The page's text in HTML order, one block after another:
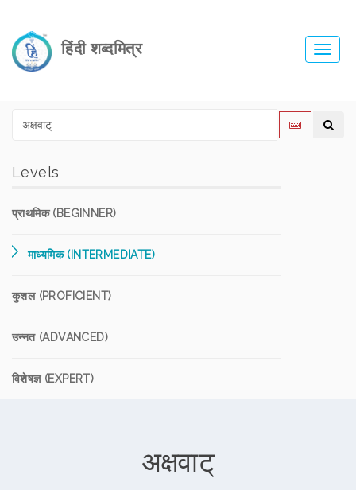
हिंदी शब्दमित्र
Levels
प्राथमिक (BEGINNER)
माध्यमिक (INTERMEDIATE)
कुशल (PROFICIENT)
उन्नत (ADVANCED)
विशेषज्ञ (EXPERT)
अक्षवाट्